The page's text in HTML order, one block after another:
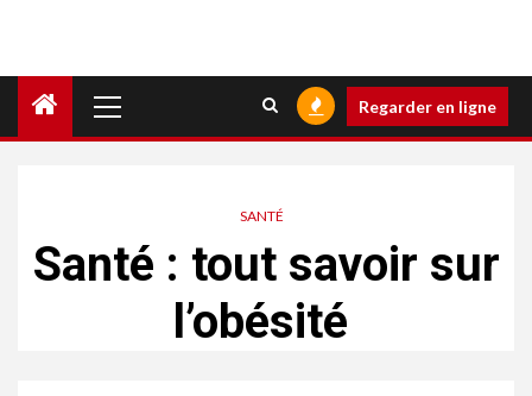
principal
Regarder en ligne
SANTÉ
Santé : tout savoir sur
l’obésité